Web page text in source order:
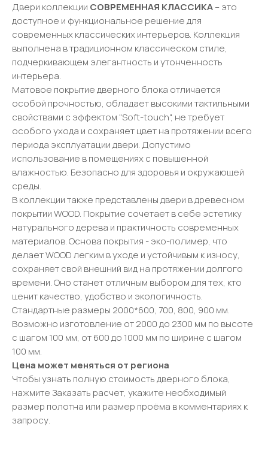
Двери коллекции СОВРЕМЕННАЯ КЛАССИКА– это
доступное и функциональное решение для
современных классических интерьеров. Коллекция
выполнена в традиционном классическом стиле,
подчеркивающем элегантность и утонченность
интерьера.
Матовое покрытие дверного блока отличается
особой прочностью, обладает высокими тактильными
свойствами с эффектом "Soft-touch", не требует
особого ухода и сохраняет цвет на протяжении всего
периода эксплуатации двери. Допустимо
использование в помещениях с повышенной
влажностью. Безопасно для здоровья и окружающей
среды.
В коллекции также представлены двери в древесном
покрытии WOOD. Покрытие сочетает в себе эстетику
натурального дерева и практичность современных
материалов. Основа покрытия - эко-полимер, что
делает WOOD легким в уходе и устойчивым к износу,
сохраняет свой внешний вид на протяжении долгого
времени. Оно станет отличным выбором для тех, кто
ценит качество, удобство и экологичность.
Стандартные размеры 2000*600, 700, 800, 900 мм.
Возможно изготовление от 2000 до 2300 мм по высоте
с шагом 100 мм, от 600 до 1000 мм по ширине с шагом
100 мм.
Цена может меняться от региона
Чтобы узнать полную стоимость дверного блока,
нажмите Заказать расчет, укажите необходимый
размер полотна или размер проёма в комментариях к
запросу.